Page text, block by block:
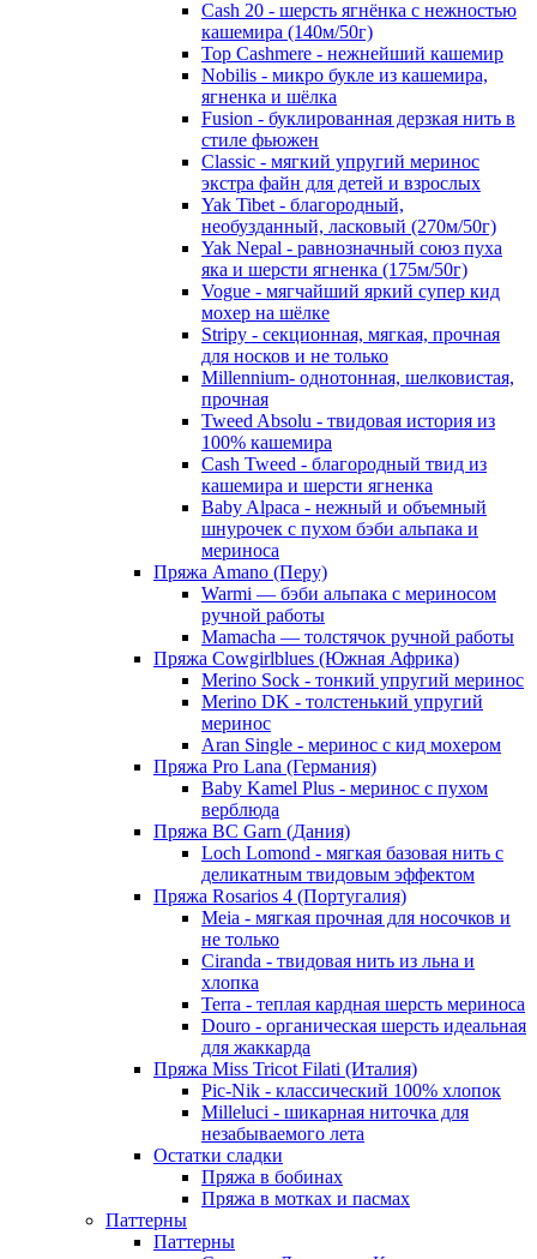
Cash 20 - шерсть ягнёнка с нежностью
кашемира (140м/50г)
Top Cashmere - нежнейший кашемир
Nobilis - микро букле из кашемира,
ягненка и шёлка
Fusion - буклированная дерзкая нить в
стиле фьюжен
Classic - мягкий упругий меринос
экстра файн для детей и взрослых
Yak Tibet - благородный,
необузданный, ласковый (270м/50г)
Yak Nepal - равнозначный союз пуха
яка и шерсти ягненка (175м/50г)
Vogue - мягчайший яркий супер кид
мохер на шёлке
Stripy - секционная, мягкая, прочная
для носков и не только
Millennium- однотонная, шелковистая,
прочная
Tweed Absolu - твидовая история из
100% кашемира
Cash Tweed - благородный твид из
кашемира и шерсти ягненка
Baby Alpaca - нежный и объемный
шнурочек с пухом бэби альпака и
мериноса
Пряжа Amano (Перу)
Warmi — бэби альпака с мериносом
ручной работы
Mamacha — толстячок ручной работы
Пряжа Cowgirlblues (Южная Африка)
Merino Sock - тонкий упругий меринос
Merino DK - толстенький упругий
меринос
Aran Single - меринос с кид мохером
Пряжа Pro Lana (Германия)
Baby Kamel Plus - меринос с пухом
верблюда
Пряжа BC Garn (Дания)
Loch Lomond - мягкая базовая нить с
деликатным твидовым эффектом
Пряжа Rosarios 4 (Португалия)
Meia - мягкая прочная для носочков и
не только
Ciranda - твидовая нить из льна и
хлопка
Terra - теплая кардная шерсть мериноса
Douro - органическая шерсть идеальная
для жаккарда
Пряжа Miss Tricot Filati (Италия)
Pic-Nik - классический 100% хлопок
Milleluci - шикарная ниточка для
незабываемого лета
Остатки сладки
Пряжа в бобинах
Пряжа в мотках и пасмах
Паттерны
Паттерны